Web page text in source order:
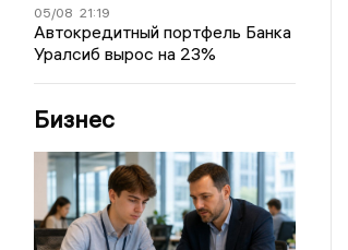
05/08 21:19
Автокредитный портфель Банка
Уралсиб вырос на 23%
Бизнес